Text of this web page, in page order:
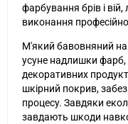
фарбування брів і
виконання
М'який бавовняний
усуне надлишки фарб,
декоративних
шкірний покрив,
процесу. Завдяки
завдають шкоди